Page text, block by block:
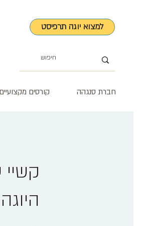
למצוא יוגה תרפיסט
חברת סנגהה קורסים מקצועיים
קשיי